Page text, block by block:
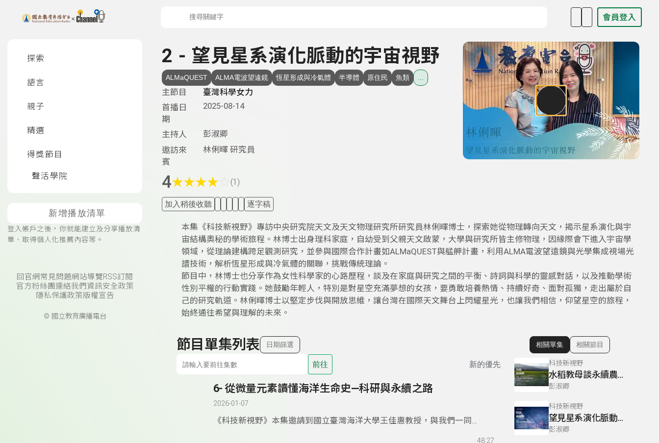
上方功能區塊 會員登入
探索
語言
親子
精選
得獎節目
聲活學院
新增播放清單
登入帳戶之後，你就能建立及分享播放清
單、取得個人化推薦內容等。
回官網常見問題網站導覽RSS訂閱
官方粉絲團連絡我們 資訊安全政策
隱私保護政策版權宣告
© 國立教育廣播電台
2 - 望見星系演化脈動的宇宙視野
ALMaQUEST ALMA電波望遠鏡 恆星形成與冷氣體 半導體 原住民 魚類
主節目
臺灣科學女力
首播日
期
2025-08-14
主持人
彭淑卿
邀訪來
賓
林俐暉 研究員
4★★★★ (1)
加入稍後收聽 逐字稿
本集《科技新視野》專訪中央研究院天文及天文物理研究所研究員林俐暉博士，探索她從物理轉向天文，揭示星系演化與宇
宙結構奧秘的學術旅程。林博士出身理科家庭，自幼受到父親天文啟蒙，大學與研究所皆主修物理，因緣際會下進入宇宙學
領域，從理論建構跨足觀測研究，並參與國際合作計畫如ALMaQUEST與艋舺計畫，利用ALMA電波望遠鏡與光學集成視場光
譜技術，解析恆星形成與冷氣體的關聯，挑戰傳統理論。
節目中，林博士也分享作為女性科學家的心路歷程，談及在家庭與研究之間的平衡、詩詞與科學的靈感對話，以及推動學術
性別平權的行動實踐。她鼓勵年輕人，特別是對星空充滿夢想的女孩，要勇敢培養熱情、持續好奇、面對孤獨，走出屬於自
己的研究軌道。林俐暉博士以堅定步伐與開放思維，讓台灣在國際天文舞台上閃耀星光，也讓我們相信，仰望星空的旅程，
始終通往希望與理解的未來。
節目單集列表 日期篩選
前往 新的優先
6- 從微量元素讀懂海洋生命史—科研與永續之路
2026-01-07
《科技新視野》本集邀請到國立臺灣海洋大學王佳惠教授，與我們一同探
48:27
顯示相關單集
相關單集 相關節目
科技新視野
水稻教母談永續農業的前瞻與創新
彭淑卿
科技新視野
望見星系演化脈動的宇宙視野
彭淑卿